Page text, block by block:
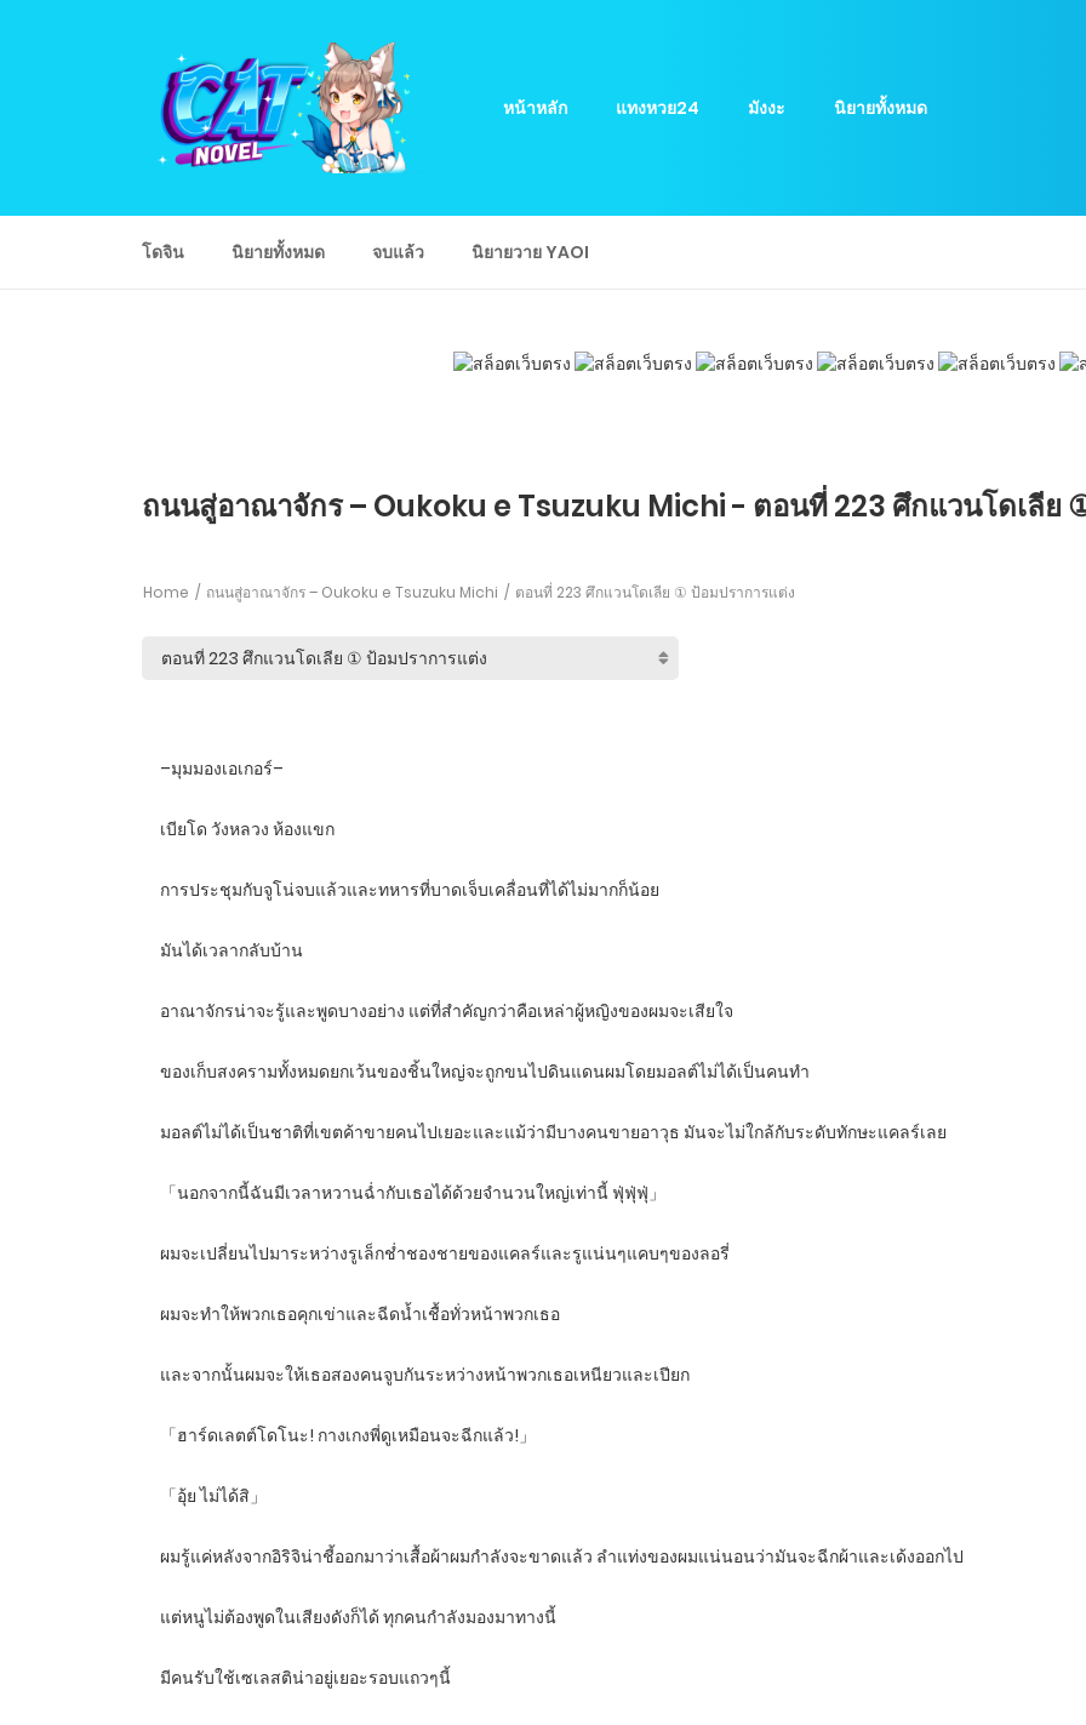
หน้าหลัก แทงหวย24 มังงะ นิยายทั้งหมด
โดจิน นิยายทั้งหมด จบแล้ว นิยายวาย YAOI
ถนนสู่อาณาจักร – Oukoku e Tsuzuku Michi - ตอนที่ 223 ศึกแวนโดเลีย
Home ถนนสู่อาณาจักร – Oukoku e Tsuzuku Michi ตอนที่ 223 ศึกแวนโดเลีย ① ป้อมปราการแต่ง
–มุมมองเอเกอร์–
เบียโด วังหลวง ห้องแขก
การประชุมกับจูโน่จบแล้วและทหารที่บาดเจ็บเคลื่อนที่ได้ไม่มากก็น้อย
มันได้เวลากลับบ้าน
อาณาจักรน่าจะรู้และพูดบางอย่าง แต่ที่สำคัญกว่าคือเหล่าผู้หญิงของผมจะเสียใจ
ของเก็บสงครามทั้งหมดยกเว้นของชิ้นใหญ่จะถูกขนไปดินแดนผมโดยมอลต์ไม่ได้เป็นคนทำ
มอลต์ไม่ได้เป็นชาติที่เขตค้าขายคนไปเยอะและแม้ว่ามีบางคนขายอาวุธ มันจะไม่ใกล้กับระดับทักษะแคลร์เลย
「นอกจากนี้ฉันมีเวลาหวานฉ่ำกับเธอได้ด้วยจำนวนใหญ่เท่านี้ ฟุ่ฟุ่ฟุ่」
ผมจะเปลี่ยนไปมาระหว่างรูเล็กช่ำชองชายของแคลร์และรูแน่นๆแคบๆของลอรี่
ผมจะทำให้พวกเธอคุกเข่าและฉีดน้ำเชื้อทั่วหน้าพวกเธอ
และจากนั้นผมจะให้เธอสองคนจูบกันระหว่างหน้าพวกเธอเหนียวและเปียก
「ฮาร์ดเลตต์โดโนะ! กางเกงพี่ดูเหมือนจะฉีกแล้ว!」
「อุ้ย ไม่ได้สิ」
ผมรู้แค่หลังจากอิริจิน่าชี้ออกมาว่าเสื้อผ้าผมกำลังจะขาดแล้ว ลำแท่งของผมแน่นอนว่ามันจะฉีกผ้าและเด้งออกไป
แต่หนูไม่ต้องพูดในเสียงดังก็ได้ ทุกคนกำลังมองมาทางนี้
มีคนรับใช้เซเลสติน่าอยู่เยอะรอบแถวๆนี้